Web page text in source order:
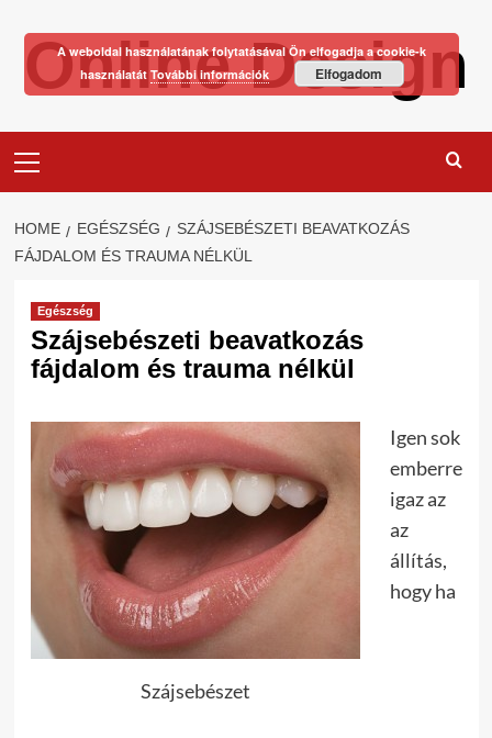
contentOnline Design
Menu
HOME EGÉSZSÉG
SZÁJSEBÉSZETI BEAVATKOZÁS
FÁJDALOM ÉS TRAUMA NÉLKÜL
Egészség
Szájsebészeti beavatkozás
fájdalom és trauma nélkül
Szájsebészet
Igen sok
emberre
igaz az
az
állítás,
hogy ha
A weboldal használatának folytatásával Ön elfogadja a cookie-k
használatát További információk Elfogadom